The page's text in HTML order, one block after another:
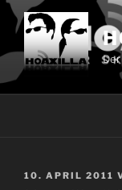
Zum
Inhalt
springen
10. APRIL 2011